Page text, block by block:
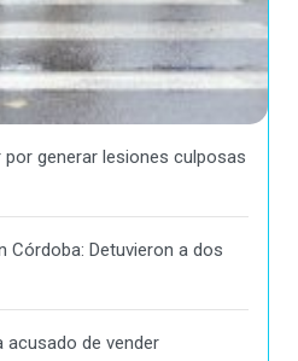
generar lesiones culposas
Córdoba: Detuvieron a dos
acusado de vender